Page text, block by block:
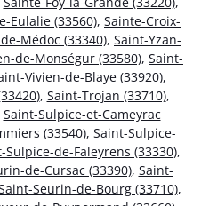
Eulalie (33560), Sainte-Croix-
Médoc (33340), Saint-Yzan-
de-Monségur (33580), Saint-
Vivien-de-Blaye (33920),
, Saint-Trojan (33710),
Saint-Sulpice-et-Cameyrac
(33540), Saint-Sulpice-
Sulpice-de-Faleyrens (33330),
de-Cursac (33390), Saint-
Seurin-de-Bourg (33710),